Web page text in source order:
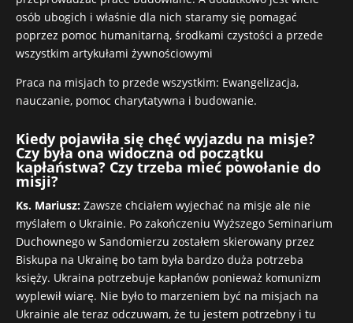
osób ubogich i właśnie dla nich staramy się pomagać
poprzez pomoc humanitarną, środkami czystości a przede
wszystkim artykułami żywnościowymi
Praca na misjach to przede wszystkim: Ewangelizacja,
nauczanie, pomoc charytatywna i budowanie.
Kiedy pojawiła się chęć wyjazdu na misje?
Czy była ona widoczna od początku
kapłaństwa? Czy trzeba mieć powołanie do
misji?
Ks. Mariusz: Zawsze chciałem wyjechać na misje ale nie
myślałem o Ukrainie. Po zakończeniu Wyższego Seminarium
Duchownego w Sandomierzu zostałem skierowany przez
Biskupa na Ukrainę bo tam była bardzo duża potrzeba
księży. Ukraina potrzebuje kapłanów ponieważ komunizm
wyplewił wiarę. Nie było to marzeniem być na misjach na
Ukrainie ale teraz odczuwam, że tu jestem potrzebny i tu